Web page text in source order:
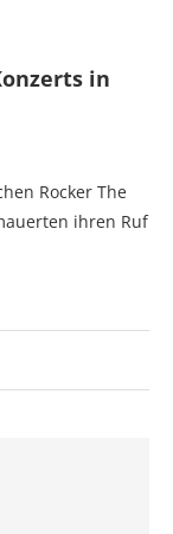
in
Rocker The
ihren Ruf